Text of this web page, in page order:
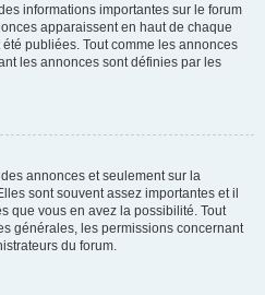
informations importantes sur le forum
apparaissent en haut de chaque
publiées. Tout comme les annonces
les annonces sont définies par les
annonces et seulement sur la
sont souvent assez importantes et il
que vous en avez la possibilité. Tout
générales, les permissions concernant
du forum.